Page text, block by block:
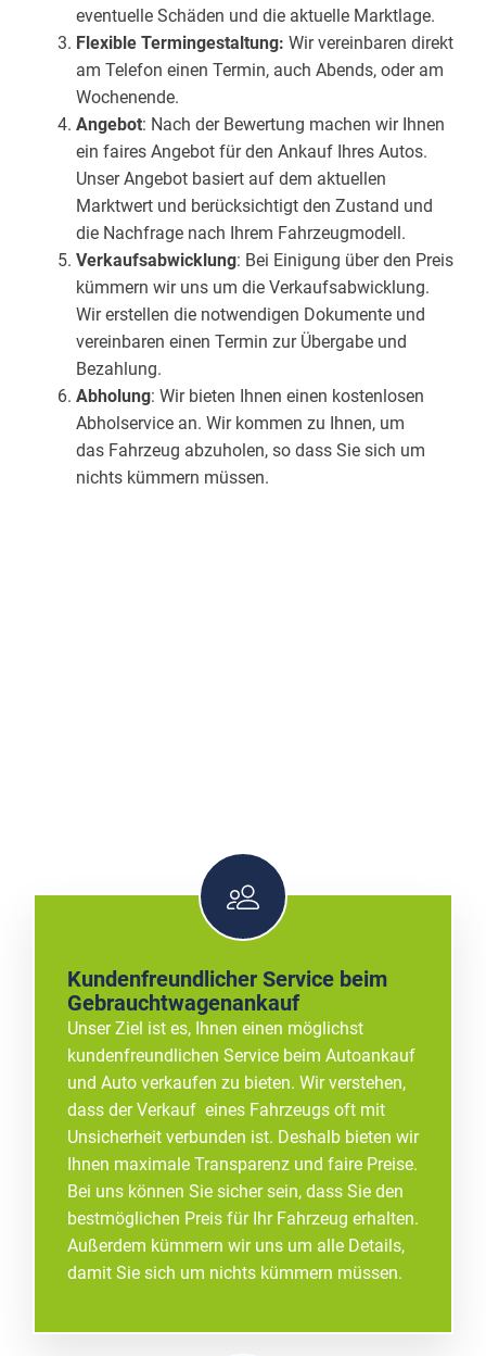
eventuelle Schäden und die aktuelle Marktlage.
Flexible Termingestaltung: Wir vereinbaren direkt
am Telefon einen Termin, auch Abends, oder am
Wochenende.
Angebot: Nach der Bewertung machen wir Ihnen
ein faires Angebot für den Ankauf Ihres Autos.
Unser Angebot basiert auf dem aktuellen
Marktwert und berücksichtigt den Zustand und
die Nachfrage nach Ihrem Fahrzeugmodell.
Verkaufsabwicklung: Bei Einigung über den Preis
kümmern wir uns um die Verkaufsabwicklung.
Wir erstellen die notwendigen Dokumente und
vereinbaren einen Termin zur Übergabe und
Bezahlung.
Abholung: Wir bieten Ihnen einen kostenlosen
Abholservice an. Wir kommen zu Ihnen, um
das Fahrzeug abzuholen, so dass Sie sich um
nichts kümmern müssen.
Kundenfreundlicher Service beim
Gebrauchtwagenankauf
Unser Ziel ist es, Ihnen einen möglichst
kundenfreundlichen Service beim Autoankauf
und Auto verkaufen zu bieten. Wir verstehen,
dass der Verkauf eines Fahrzeugs oft mit
Unsicherheit verbunden ist. Deshalb bieten wir
Ihnen maximale Transparenz und faire Preise.
Bei uns können Sie sicher sein, dass Sie den
bestmöglichen Preis für Ihr Fahrzeug erhalten.
Außerdem kümmern wir uns um alle Details,
damit Sie sich um nichts kümmern müssen.